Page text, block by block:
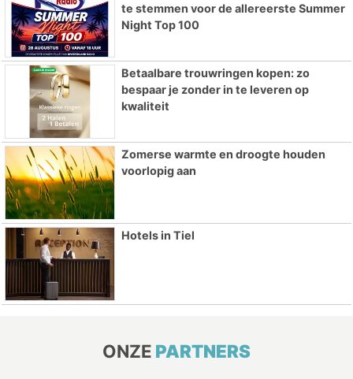
te stemmen voor de allereerste Summer
Night Top 100
Betaalbare trouwringen kopen: zo
bespaar je zonder in te leveren op
kwaliteit
Zomerse warmte en droogte houden
voorlopig aan
Hotels in Tiel
ONZE PARTNERS